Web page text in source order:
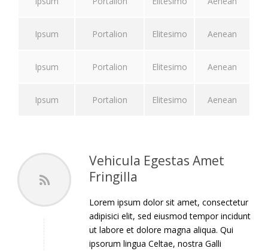
Ipsum Portalion Elitesimo Aenean
Ipsum Portalion Elitesimo Aenean
Ipsum Portalion Elitesimo Aenean
Vehicula Egestas Amet
Fringilla
Lorem ipsum dolor sit amet, consectetur
adipisici elit, sed eiusmod tempor incidunt
ut labore et dolore magna aliqua. Qui
ipsorum lingua Celtae, nostra Galli